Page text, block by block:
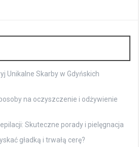
Unikalne Skarby w Gdyńskich
na oczyszczenie i odżywienie
Skuteczne porady i pielęgnacja
gładką i trwałą cerę?